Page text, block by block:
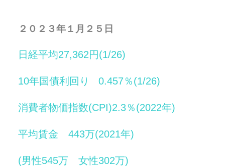
２０２３年１月２５日
日経平均27,362円(1/26)
10年国債利回り 0.457％(1/26)
消費者物価指数(CPI)2.3％(2022年)
平均賃金 443万(2021年)
(男性545万 女性302万)